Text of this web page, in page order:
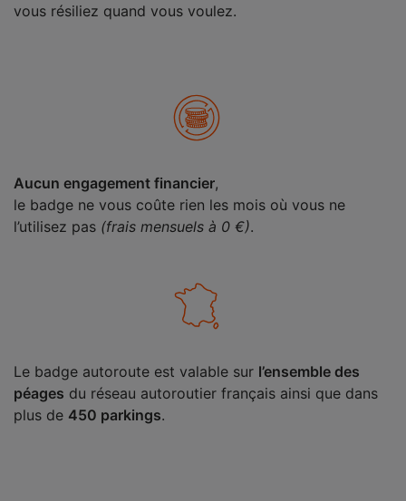
vous résiliez quand vous voulez.
Aucun engagement financier,
le badge ne vous coûte rien les mois où vous ne
l’utilisez pas (frais mensuels à 0 €).
Le badge autoroute est valable sur l’ensemble des
péages du réseau autoroutier français ainsi que dans
plus de 450 parkings.